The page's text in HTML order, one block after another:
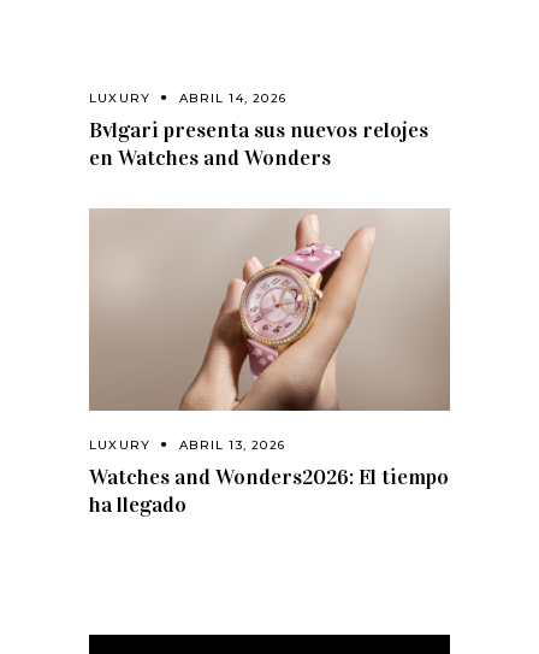
LUXURY ABRIL 14, 2026
Bvlgari presenta sus nuevos relojes
en Watches and Wonders
LUXURY ABRIL 13, 2026
Watches and Wonders2026: El tiempo
ha llegado